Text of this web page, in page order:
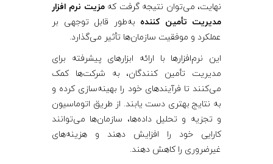
نهایت، می‌توان نتیجه گرفت کهمزیت نرم‌ افزار
مدیریت تأمین‌ کننده به‌طور قابل توجهی بر
عملکرد و موفقیت سازمان‌ها تأثیر می‌گذارد.
این نرم‌افزارها با ارائه ابزارهای پیشرفته برای
مدیریت تأمین ‌کنندگان، به شرکت‌ها کمک
می‌کنند تا فرآیندهای خود را بهینه‌سازی کرده و
به نتایج بهتری دست یابند. از طریق اتوماسیون
و تجزیه و تحلیل داده‌ها، سازمان‌ها می‌توانند
کارایی خود را افزایش دهند و هزینه‌های
غیرضروری را کاهش دهند.